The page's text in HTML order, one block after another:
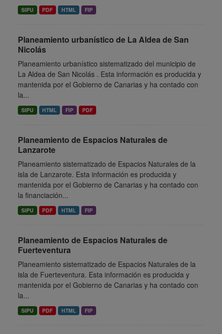
SIPU PDF HTML FIP
Planeamiento urbanístico de La Aldea de San
Nicolás
Planeamiento urbanístico sistematizado del municipio de
La Aldea de San Nicolás . Esta información es producida y
mantenida por el Gobierno de Canarias y ha contado con
la...
SIPU HTML FIP PDF
Planeamiento de Espacios Naturales de
Lanzarote
Planeamiento sistematizado de Espacios Naturales de la
isla de Lanzarote. Esta información es producida y
mantenida por el Gobierno de Canarias y ha contado con
la financiación...
SIPU PDF HTML FIP
Planeamiento de Espacios Naturales de
Fuerteventura
Planeamiento sistematizado de Espacios Naturales de la
isla de Fuerteventura. Esta información es producida y
mantenida por el Gobierno de Canarias y ha contado con
la...
SIPU PDF HTML FIP